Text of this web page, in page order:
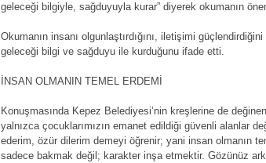
geleceği bilgiyle, sağduyuyla kurar” diyerek okumanın
Okumanın insanı olgunlaştırdığını, iletişimi
geleceği bilgi ve sağduyu ile kurduğunu ifade etti.
İNSAN OLMANIN TEMEL ERDEMİ
Konuşmasında Kepez Belediyesi’nin kreşlerine de
yalnızca çocuklarımızın emanet edildiği güvenli alanlar
ederim, özür dilerim demeyi öğrenir; yani insan olmanın
sadece bakmak değil; karakter inşa etmektir. Gözünüz